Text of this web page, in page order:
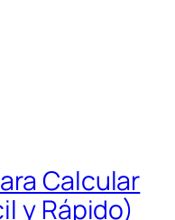
Calcular
y Rápido)